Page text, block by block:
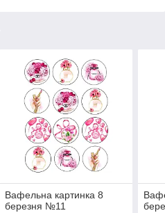
Вафельна картинка 8
березня №11